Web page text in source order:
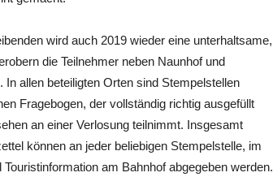
wird auch 2019 wieder eine unterhaltsame,
die Teilnehmer neben Naunhof und
allen beteiligten Orten sind Stempelstellen
Fragebogen, der vollständig richtig ausgefüllt
an einer Verlosung teilnimmt. Insgesamt
können an jeder beliebigen Stempelstelle, im
am Bahnhof abgegeben werden.